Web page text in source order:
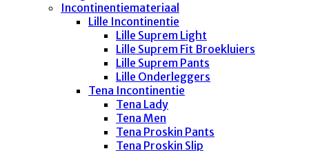
Incontinentiemateriaal
Lille Incontinentie
Lille Suprem Light
Lille Suprem Fit Broekluiers
Lille Suprem Pants
Lille Onderleggers
Tena Incontinentie
Tena Lady
Tena Men
Tena Proskin Pants
Tena Proskin Slip